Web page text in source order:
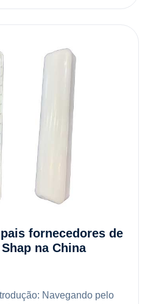
fornecedores de
na China
Navegando pelo